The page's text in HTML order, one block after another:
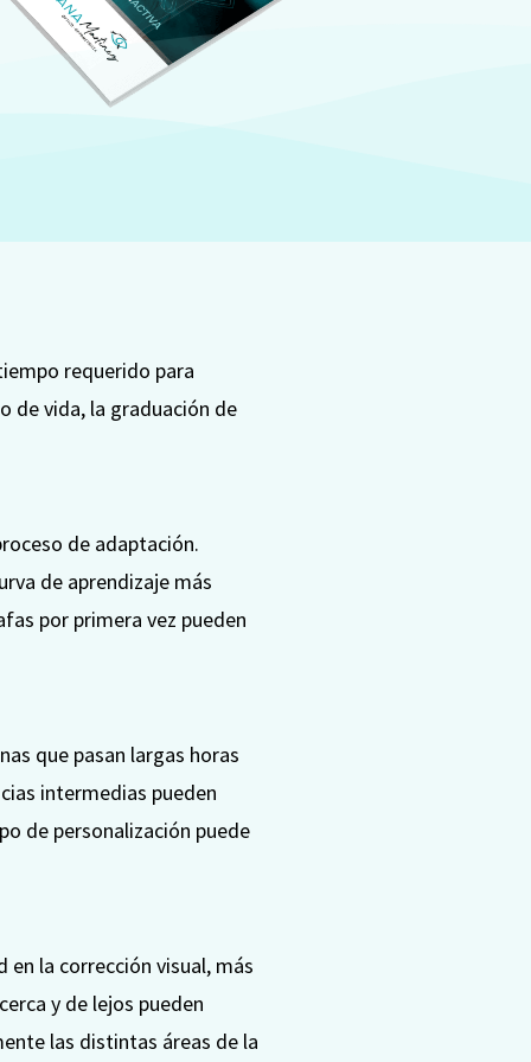
requerido para
de vida, la graduación de
de adaptación.
de aprendizaje más
por primera vez pueden
que pasan largas horas
intermedias pueden
de personalización puede
la corrección visual, más
y de lejos pueden
las distintas áreas de la